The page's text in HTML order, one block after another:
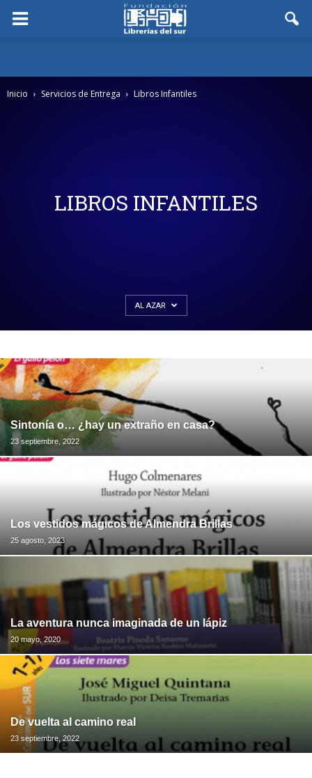
Inicio Servicios de Entrega Libros Infantiles
LIBROS INFANTILES
AL AZAR
Sintonía o… ¿hay un extraño en casa?
23 septiembre, 2022
Los vestidos mágicos de Almendra Brillas
25 agosto, 2023
La aventura nunca imaginada de un lápiz
20 mayo, 2020
De vuelta al camino real
23 septiembre, 2022